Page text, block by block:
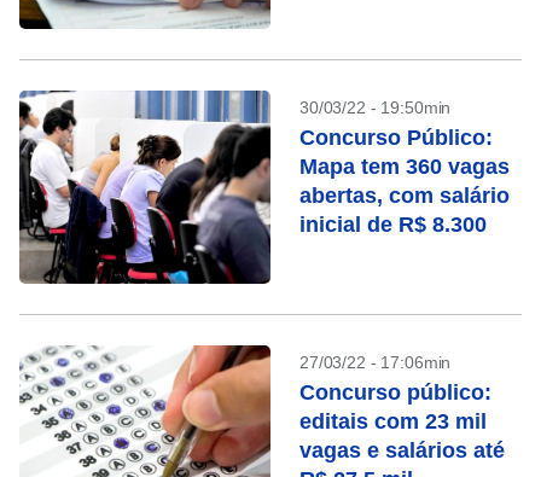
30/03/22 - 19:50min
Concurso Público:
Mapa tem 360 vagas
abertas, com salário
inicial de R$ 8.300
27/03/22 - 17:06min
Concurso público:
editais com 23 mil
vagas e salários até